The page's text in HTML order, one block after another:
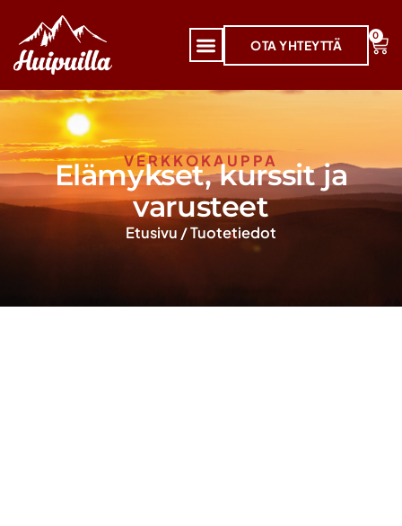
OTA YHTEYTTÄ
0
VERKKOKAUPPA
Elämykset, kurssit ja
varusteet
Etusivu /Tuotetiedot